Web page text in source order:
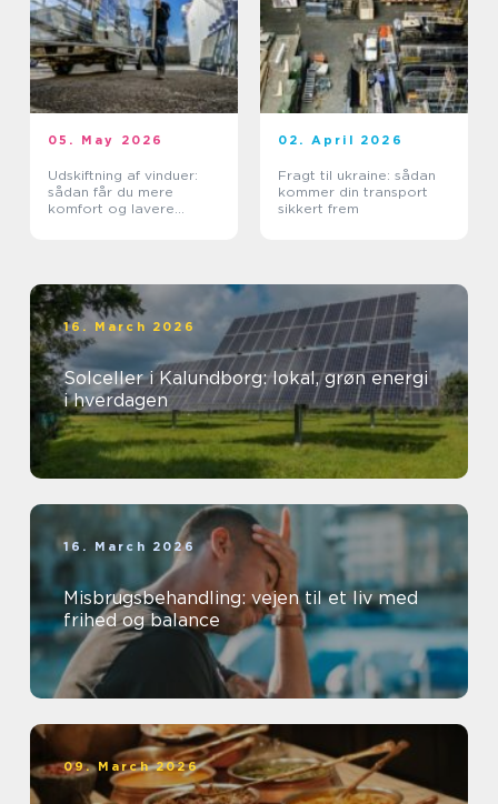
05. May 2026
Udskiftning af vinduer:
sådan får du mere
komfort og lavere
02. April 2026
Fragt til ukraine: sådan
kommer din transport
sikkert frem
16. March 2026
Solceller i Kalundborg: lokal, grøn energi
i hverdagen
16. March 2026
Misbrugsbehandling: vejen til et liv med
frihed og balance
09. March 2026